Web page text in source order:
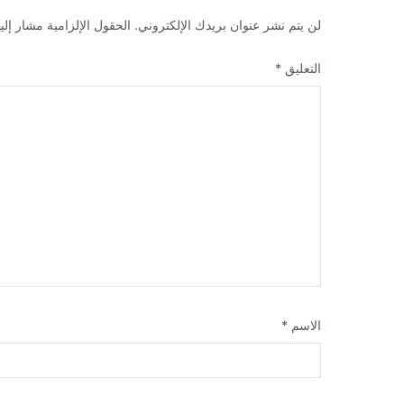
لن يتم نشر عنوان بريدك الإلكتروني. الحقول الإلزامية مشار
التعليق *
الاسم *